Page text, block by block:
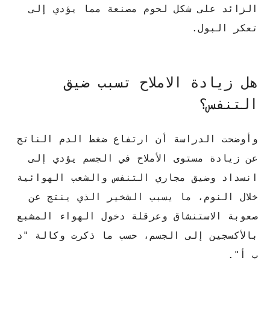
الزائد على شكل لحوم مصنعة مما يؤدي إلى
تعكر البول.
هل زيادة الاملاح تسبب ضيق
التنفس؟
وأوضحت الدراسة أن ارتفاع ضغط الدم الناتج
عن زيادة مستوى الأملاح في الجسم يؤدي إلى
انسداد وضيق مجاري التنفس والشعب الهوائية
خلال النوم، ما يسبب الشخير الذي ينتج عن
صعوبة الاستنشاق وعرقلة دخول الهواء المشبع
بالأكسجين إلى الجسم، حسب ما ذكرت وكالة "د
ب أ".